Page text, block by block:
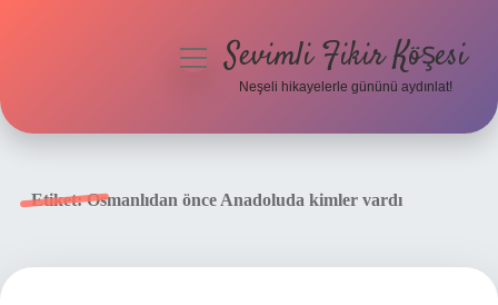
menüyüSevimli Fikir Köşesi
Neşeli hikayelerle gününü aydınlat!
Etiket:Osmanlıdan önce Anadoluda kimler vardı